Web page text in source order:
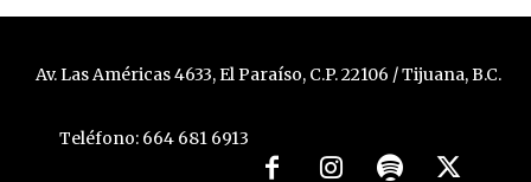
Av. Las Américas 4633, El Paraíso, C.P. 22106 / Tijuana, B.C.
Teléfono: 664 681 6913